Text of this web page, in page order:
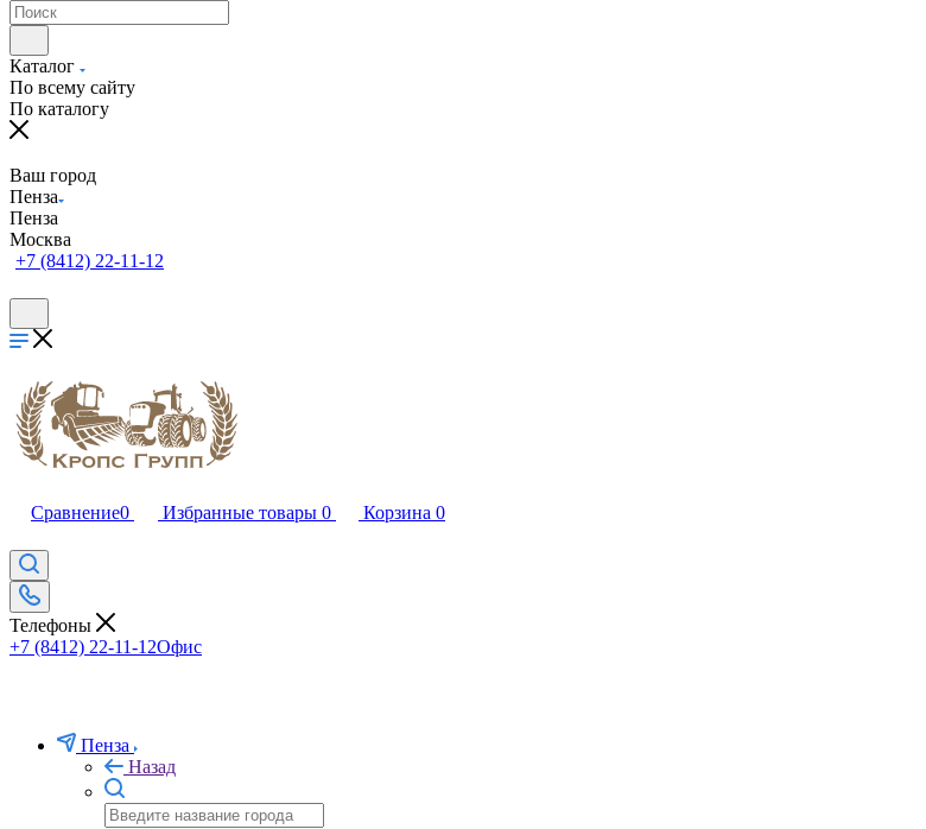
Каталог
По всему сайту
По каталогу
Ваш город
Пенза
Пенза
Москва
+7 (8412) 22-11-12
Сравнение0 Избранные товары 0 Корзина 0
Телефоны
+7 (8412) 22-11-12Офис
Пенза
Назад